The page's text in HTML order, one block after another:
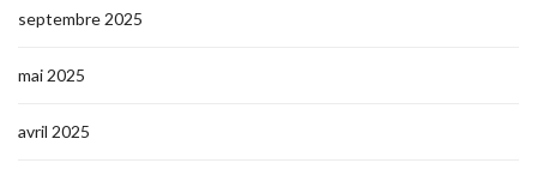
septembre 2025
mai 2025
avril 2025